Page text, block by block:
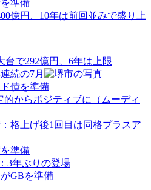
準備
億円、10年は前回並みで盛り上
台で292億円、6年は上限
続の7月
債を準備
的からポジティブに（ムーディ
格上げ後1回目は同格プラスア
準備
3年ぶりの登場
GBを準備